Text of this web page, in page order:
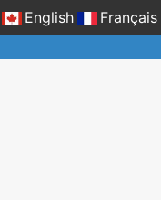
English Français